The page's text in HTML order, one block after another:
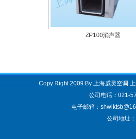
ZP100消声器
Copy Right 2009 By 上海威灵空调
公司电话：021-
电子邮箱：
公司地址